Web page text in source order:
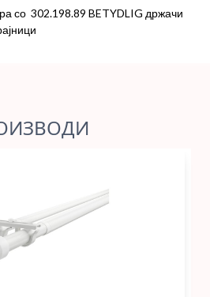
со 302.198.89 BETYDLIG држачи